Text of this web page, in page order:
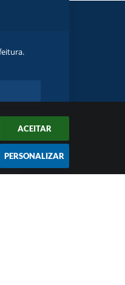
ACEITAR
PERSONALIZAR